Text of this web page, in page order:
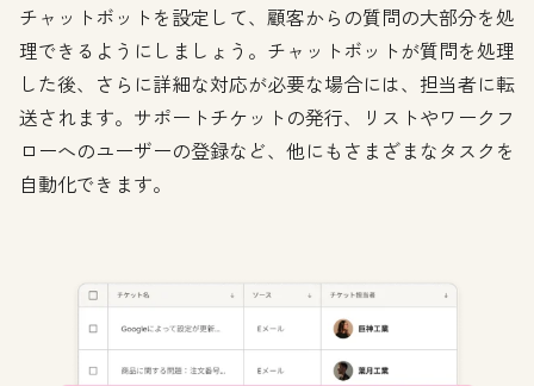
チャットボットを設定して、顧客からの質問の大部分を処
理できるようにしましょう。チャットボットが質問を処理
した後、さらに詳細な対応が必要な場合には、担当者に転
送されます。サポートチケットの発行、リストやワークフ
ローへのユーザーの登録など、他にもさまざまなタスクを
自動化できます。